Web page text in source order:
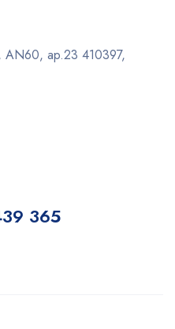
AN60, ap.23 410397,
365